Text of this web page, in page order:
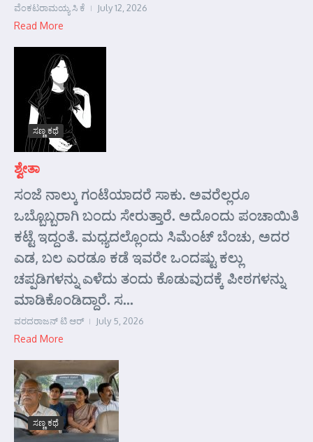
ವೆಂಕಟರಾಮಯ್ಯ ಸಿ ಕೆ July 12, 2026
Read More
ಸಣ್ಣ ಕಥೆ
ಶ್ವೇತಾ
ಸಂಜೆ ನಾಲ್ಕು ಗಂಟೆಯಾದರೆ ಸಾಕು. ಅವರೆಲ್ಲರೂ
ಒಬ್ಬೊಬ್ಬರಾಗಿ ಬಂದು ಸೇರುತ್ತಾರೆ. ಅದೊಂದು ಪಂಚಾಯಿತಿ
ಕಟ್ಟೆ ಇದ್ದಂತೆ. ಮಧ್ಯದಲ್ಲೊಂದು ಸಿಮೆಂಟ್ ಬೆಂಚು, ಅದರ
ಎಡ, ಬಲ ಎರಡೂ ಕಡೆ ಇವರೇ ಒಂದಷ್ಟು ಕಲ್ಲು
ಚಪ್ಪಡಿಗಳನ್ನು ಎಳೆದು ತಂದು ಕೊಡುವುದಕ್ಕೆ ಪೀಠಗಳನ್ನು
ಮಾಡಿಕೊಂಡಿದ್ದಾರೆ. ಸ...
ವರದರಾಜನ್ ಟಿ ಆರ್ July 5, 2026
Read More
ಸಣ್ಣ ಕಥೆ